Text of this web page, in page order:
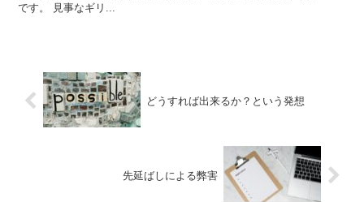
です。 見事なギリ...
どうすれば出来るか？という発想
先延ばしによる弊害